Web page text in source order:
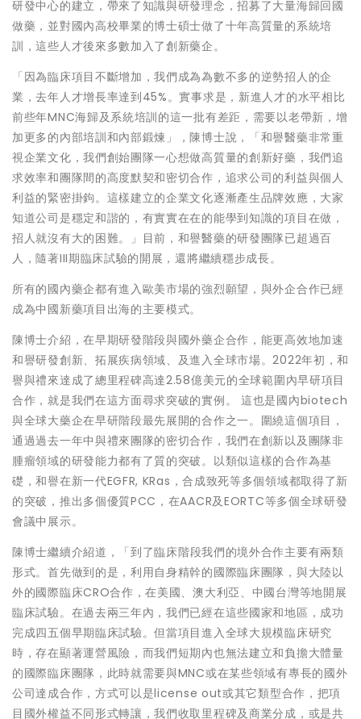
研發中心的建立，帶來了知識與研發理念，招募了大量海歸回國
做藥，並對國內高校畢業的博士碩士做了十年高質量的系統培
訓，這些人才後來多數加入了創新藥企。
「因為臨床項目不斷增加，我們成為為數不多的逆勢招人的企
業，去年人才增長率達到45%。實事求是，新進人才的水平相比
前些年MNC海歸及系統培訓的這一批有差距，需要以老帶新，增
加更多的內部培訓和內部鍛煉」，陳博士說，「和譽醫藥非常重
視企業文化，我們創始團隊一心想做高質量的創新好藥，我們追
求效率和團隊間的高度默契和密切合作，追求公司的利益與個人
利益的緊密掛鉤。這樣建立的企業文化逐漸產生品牌效應，大家
知道公司是穩定和諧的，有實實在在的能學到知識的項目在做，
招人就沒有大的困難。」目前，和譽醫藥的研發團隊已超過百
人，隨著III期臨床試驗的開展，還將繼續穩步成長。
所有的國內藥企都有進入歐美市場的強烈願望，與外企合作已經
成為中國新藥項目出海的主要模式。
陳博士介紹，在早期研發階段與國外藥企合作，能更高效地加速
和譽研發創新、拓展疾病領域、及進入全球市場。2022年初，和
譽與禮來達成了總里程碑高達2.58億美元的全球範圍內早研項目
合作，就是我們在這方面尋求突破的實例。 這也是國內biotech
與全球大藥企在早研階段最先展開的合作之一。圍繞這個項目，
通過過去一年中與禮來團隊的密切合作，我們在創新以及團隊非
腫瘤領域的研發能力都有了質的突破。以類似這樣的合作為基
礎，和譽在新一代EGFR, KRas，合成致死等多個領域都取得了新
的突破，推出多個優質PCC，在AACR及EORTC等多個全球研發
會議中展示。
陳博士繼續介紹道 ，「到了臨床階段我們的境外合作主要有兩類
形式。首先做到的是，利用自身精幹的國際臨床團隊，與大陸以
外的國際臨床CRO合作，在美國、澳大利亞、中國台灣等地開展
臨床試驗。在過去兩三年內，我們已經在這些國家和地區，成功
完成四五個早期臨床試驗。但當項目進入全球大規模臨床研究
時，存在顯著運營風險，而我們短期內也無法建立和負擔大體量
的國際臨床團隊，此時就需要與MNC或在某些領域有專長的國外
公司達成合作，方式可以是license out或其它類型合作，把項
目國外權益不同形式轉讓，我們收取里程碑及商業分成，或是共